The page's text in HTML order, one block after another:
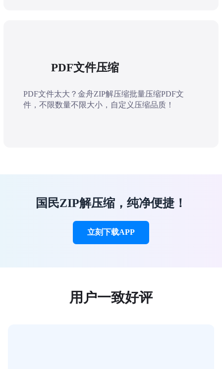
PDF文件压缩
PDF文件太大？金舟ZIP解压缩批量压缩PDF文
件，不限数量不限大小，自定义压缩品质！
国民ZIP解压缩，纯净便捷！
立刻下载APP
用户一致好评